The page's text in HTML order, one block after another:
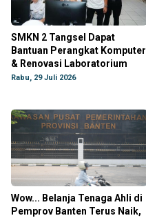
SMKN 2 Tangsel Dapat
Bantuan Perangkat Komputer
& Renovasi Laboratorium
Rabu, 29 Juli 2026
Wow... Belanja Tenaga Ahli di
Pemprov Banten Terus Naik,